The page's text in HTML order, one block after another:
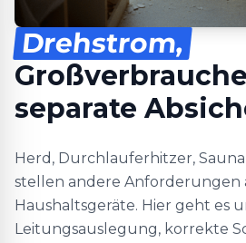
Drehstrom,
separate
Herd, Durchlauferhitzer,
stellen andere Anforderungen
Haushaltsgeräte. Hier geht es
Leitungsauslegung, korrekte